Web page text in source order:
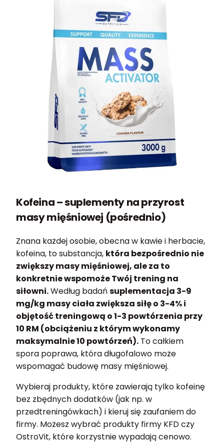
Kofeina – suplementy na przyrost
masy mięśniowej (pośrednio)
Znana każdej osobie, obecna w kawie i herbacie,
kofeina, to substancja, która bezpośrednio nie
zwiększy masy mięśniowej, ale za to
konkretnie wspomoże Twój trening na
siłowni.Według badańsuplementacja 3-9
mg/kg masy ciała zwiększa siłę o 3-4% i
objętość treningową o 1-3 powtórzenia przy
10 RM (obciążeniu z którym wykonamy
maksymalnie 10 powtórzeń). To całkiem
spora poprawa, która długofalowo może
wspomagać budowę masy mięśniowej.
Wybieraj produkty, które zawierają tylko kofeinę
bez zbędnych dodatków (jak np. w
przedtreningówkach) i kieruj się zaufaniem do
firmy. Możesz wybrać produkty firmy KFD czy
OstroVit, które korzystnie wypadają cenowo.